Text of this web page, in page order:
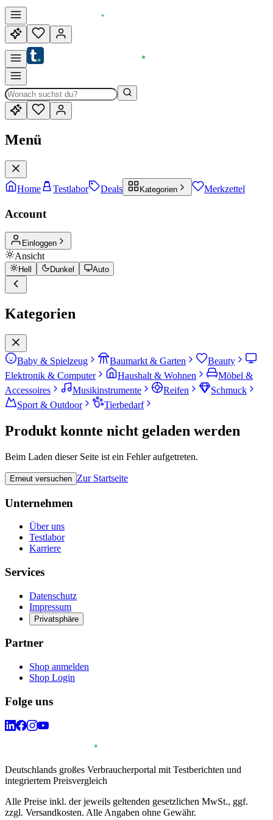
Menü
Home Testlabor Deals Kategorien Merkzettel
Account
Einloggen
Ansicht
Hell Dunkel Auto
Kategorien
Baby & Spielzeug Baumarkt & Garten
Beauty
Elektronik & Computer
Haushalt & Wohnen
Möbel &
Accessoires
Musikinstrumente Reifen
Schmuck
Sport & Outdoor
Tierbedarf
Produkt konnte nicht geladen werden
Beim Laden dieser Seite ist ein Fehler aufgetreten.
Erneut versuchen Zur Startseite
Unternehmen
Über uns
Testlabor
Karriere
Services
Datenschutz
Impressum
Privatsphäre
Partner
Shop anmelden
Shop Login
Folge uns
Deutschlands großes Verbraucherportal mit Testberichten und
integriertem Preisvergleich
Alle Preise inkl. der jeweils geltenden gesetzlichen MwSt., ggf.
zzgl. Versandkosten. Alle Angaben ohne Gewähr.